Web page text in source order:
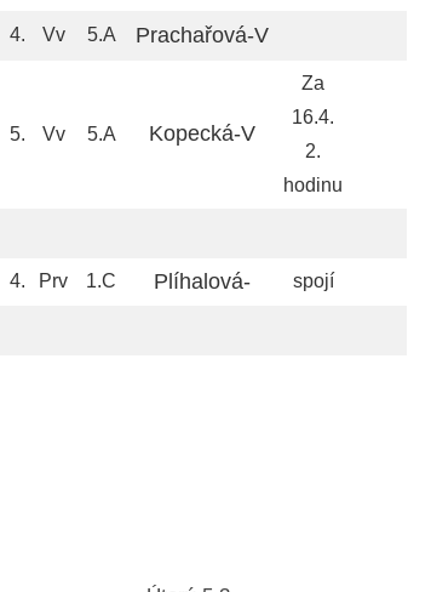
4. Vv 5.A Prachařová-V
5. Vv 5.A Kopecká-V
Za
16.4.
2.
hodinu
4. Prv 1.C Plíhalová- spojí